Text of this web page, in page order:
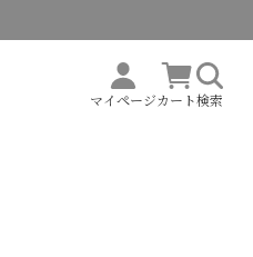
マイページカート検索